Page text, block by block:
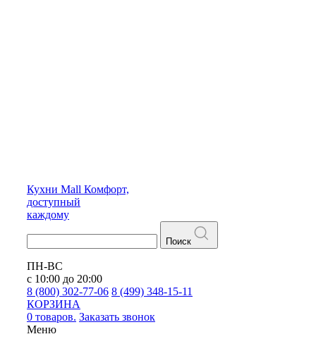
Кухни Mall Комфорт,
доступный
каждому
Поиск
ПН-ВС
с 10:00 до 20:00
8 (800) 302-77-06 8 (499) 348-15-11
КОРЗИНА
0 товаров. Заказать звонок
Меню